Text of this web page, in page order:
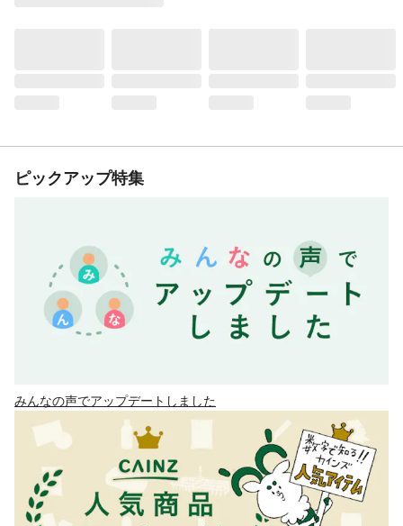
ピックアップ特集
みんなの声でアップデートしました